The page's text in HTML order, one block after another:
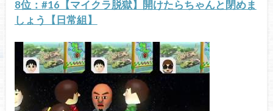
8位：#16【マイクラ脱獄】開けたらちゃんと閉めま
しょう【日常組】